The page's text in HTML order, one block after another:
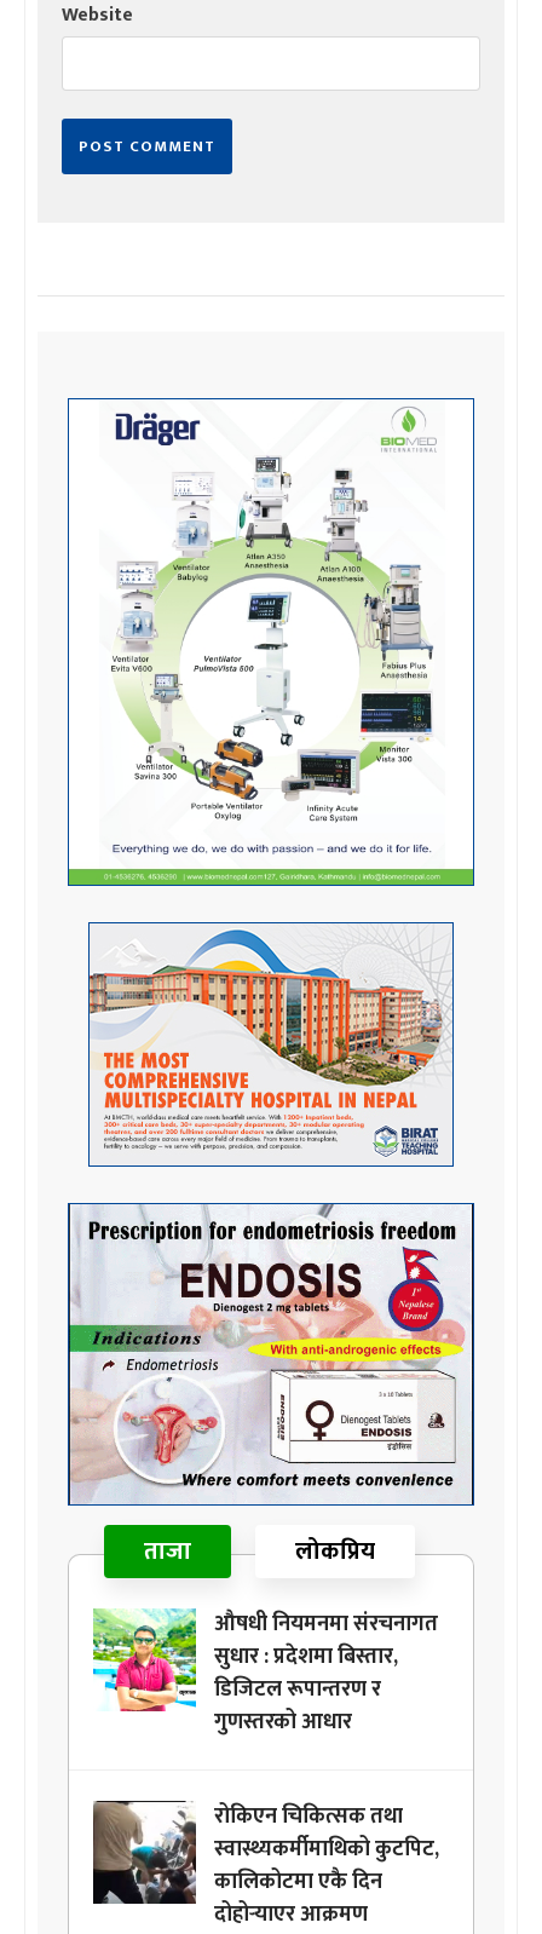
Website
ताजा लोकप्रिय
औषधी नियमनमा संरचनागत
सुधार : प्रदेशमा बिस्तार,
डिजिटल रूपान्तरण र
गुणस्तरको आधार
रोकिएन चिकित्सक तथा
स्वास्थ्यकर्मीमाथिको कुटपिट,
कालिकोटमा एकै दिन
दोहोर्‍याएर आक्रमण